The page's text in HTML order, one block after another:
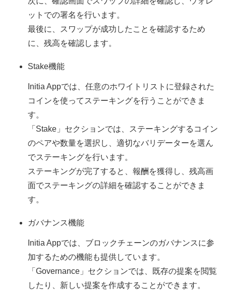
ットでの署名を行います。
最後に、スワップが成功したことを確認するため
に、残高を確認します。
Stake機能
Initia Appでは、任意のホワイトリストに登録された
コインを使ってステーキングを行うことができま
す。
「Stake」セクションでは、ステーキングするコイン
のペアや数量を選択し、適切なバリデーターを選ん
でステーキングを行います。
ステーキングが完了すると、報酬を獲得し、残高画
面でステーキングの詳細を確認することができま
す。
ガバナンス機能
Initia Appでは、ブロックチェーンのガバナンスに参
加するための機能も提供しています。
「Governance」セクションでは、既存の提案を閲覧
したり、新しい提案を作成することができます。